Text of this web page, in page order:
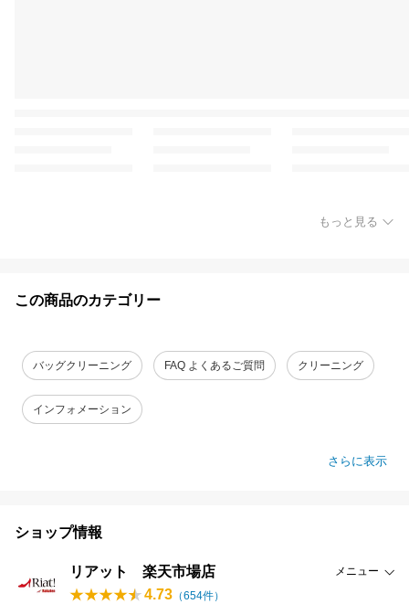
もっと見る
この商品のカテゴリー
バッグクリーニング FAQ よくあるご質問 クリーニング
インフォメーション
さらに表示
ショップ情報
リアット 楽天市場店 メニュー
4.73 （654件）